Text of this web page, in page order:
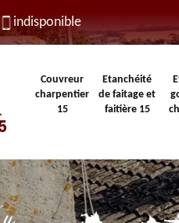
indisponible
Couvreur
charpentier
15
Etanchéité
de faitage et
faitière 15